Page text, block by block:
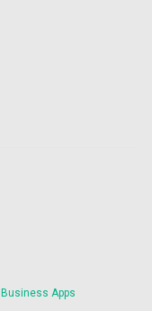
Business Apps